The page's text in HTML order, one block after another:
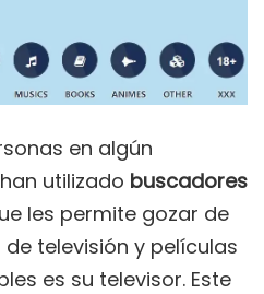
en algún
utilizado buscadores
les permite gozar de
televisión y películas
es su televisor. Este